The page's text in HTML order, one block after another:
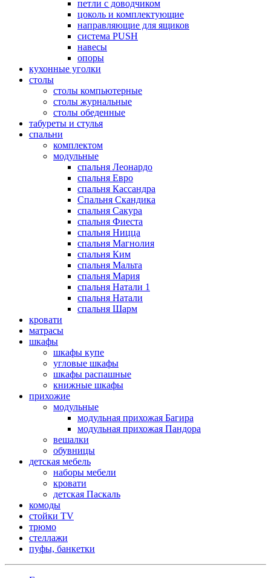
петли с доводчиком
цоколь и комплектующие
направляющие для ящиков
система PUSH
навесы
опоры
кухонные уголки
столы
столы компьютерные
столы журнальные
столы обеденные
табуреты и стулья
спальни
комплектом
модульные
спальня Леонардо
спальня Евро
спальня Кассандра
Спальня Скандика
спальня Сакура
спальня Фиеста
спальня Ницца
спальня Магнолия
спальня Ким
спальня Мальта
спальня Мария
спальня Натали 1
спальня Натали
спальня Шарм
кровати
матрасы
шкафы
шкафы купе
угловые шкафы
шкафы распашные
книжные шкафы
прихожие
модульные
модульная прихожая Багира
модульная прихожая Пандора
вешалки
обувницы
детская мебель
наборы мебели
кровати
детская Паскаль
комоды
стойки TV
трюмо
стеллажи
пуфы, банкетки